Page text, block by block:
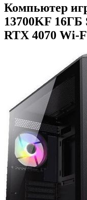
Компьютер
13700KF 16ГБ
RTX 4070 Wi-